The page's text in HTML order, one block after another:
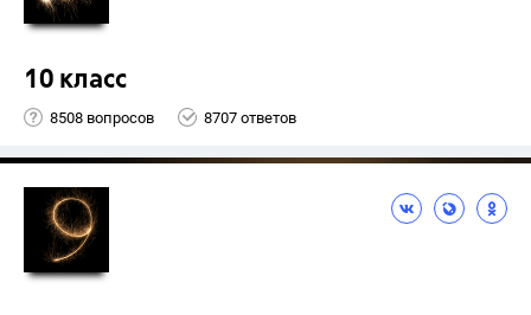
10 класс
8508 вопросов 8707 ответов